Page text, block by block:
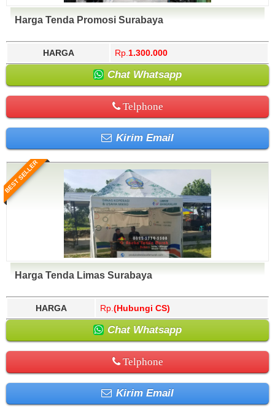
Harga Tenda Promosi Surabaya
HARGA Rp. 1.300.000
Chat Whatsapp
Telphone
Kirim Email
BEST SELLER
Harga Tenda Limas Surabaya
HARGA Rp. (Hubungi CS)
Chat Whatsapp
Telphone
Kirim Email